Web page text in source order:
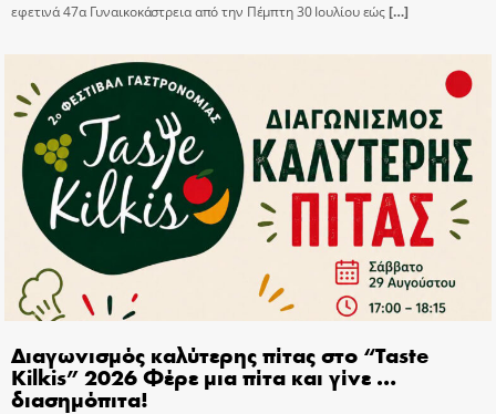
εφετινά 47α Γυναικοκάστρεια από την Πέμπτη 30 Ιουλίου εώς[…]
Διαγωνισμός καλύτερης πίτας στο “Taste
Kilkis” 2026 Φέρε μια πίτα και γίνε …
διασημόπιτα!